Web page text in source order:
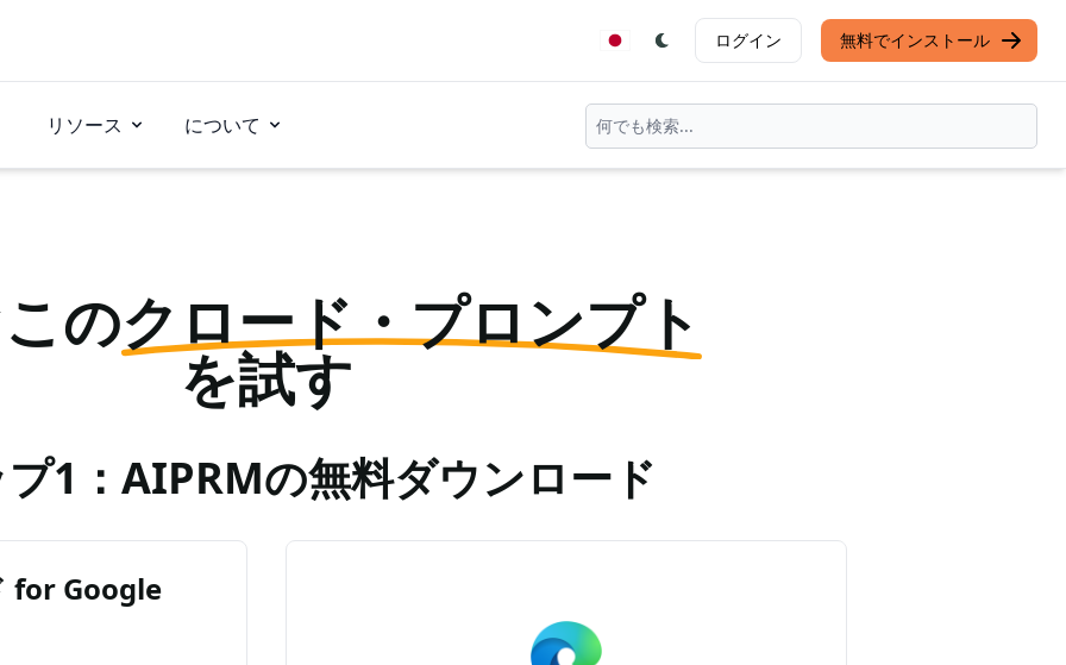
ログイン 無料でインストール
リソース について
のクロード・プロンプト
を試す
1：AIPRMの無料ダウンロード
for Google